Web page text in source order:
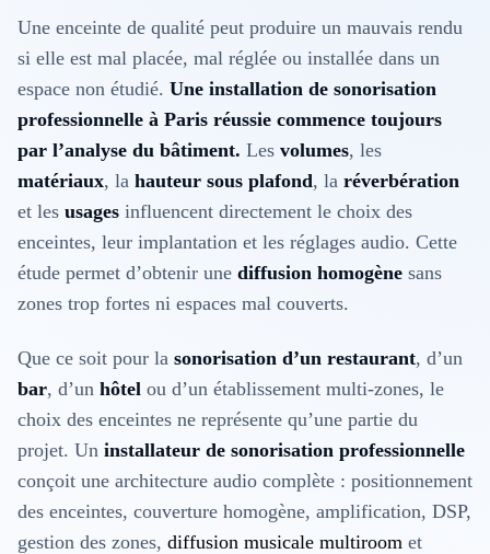
Une enceinte de qualité peut produire un mauvais rendu
si elle est mal placée, mal réglée ou installée dans un
espace non étudié. Une installation de sonorisation
professionnelle à Paris réussie commence toujours
par l’analyse du bâtiment. Les volumes, les
matériaux, la hauteur sous plafond, la réverbération
et les usages influencent directement le choix des
enceintes, leur implantation et les réglages audio. Cette
étude permet d’obtenir une diffusion homogène sans
zones trop fortes ni espaces mal couverts.
Que ce soit pour la sonorisation d’un restaurant, d’un
bar, d’un hôtel ou d’un établissement multi-zones, le
choix des enceintes ne représente qu’une partie du
projet. Un installateur de sonorisation professionnelle
conçoit une architecture audio complète : positionnement
des enceintes, couverture homogène, amplification, DSP,
gestion des zones, diffusion musicale multiroom et